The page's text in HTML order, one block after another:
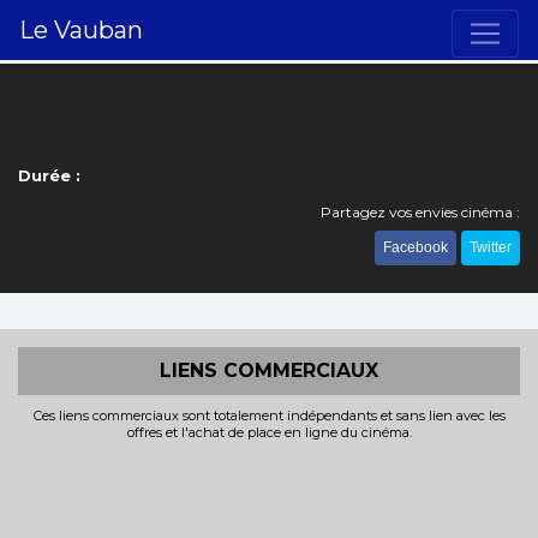
Le Vauban
Durée :
Partagez vos envies cinéma :
Facebook Twitter
LIENS COMMERCIAUX
Ces liens commerciaux sont totalement indépendants et sans lien avec les
offres et l'achat de place en ligne du cinéma.